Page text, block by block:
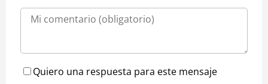
Quiero una respuesta para este mensaje